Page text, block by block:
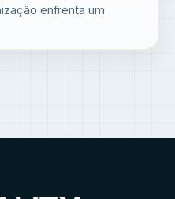
enfrenta um